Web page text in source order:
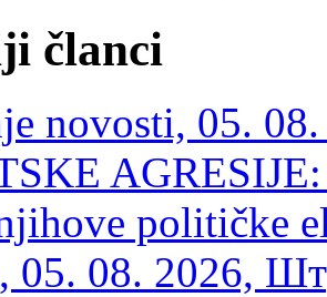
članci
novosti, 05.
političke
08. 2026,